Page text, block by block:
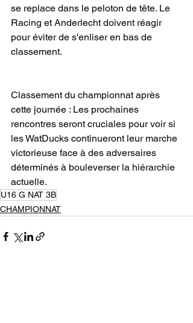
se replace dans le peloton de tête. Le
Racing et Anderlecht doivent réagir
pour éviter de s'enliser en bas de
classement.
Classement du championnat après
cette journée : Les prochaines
rencontres seront cruciales pour voir si
les WatDucks continueront leur marche
victorieuse face à des adversaires
déterminés à bouleverser la hiérarchie
actuelle.
U16 G NAT 3B
CHAMPIONNAT